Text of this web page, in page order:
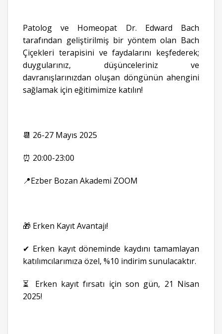
Patolog ve Homeopat Dr. Edward Bach
tarafından geliştirilmiş bir yöntem olan Bach
Çiçekleri terapisini ve faydalarını keşfederek;
duygularınız, düşünceleriniz ve
davranışlarınızdan oluşan döngünün ahengini
sağlamak için eğitimimize katılın!
📆 26-27 Mayıs 2025
⏰ 20:00-23:00
📍Ezber Bozan Akademi ZOOM
🎁 Erken Kayıt Avantajı!
✔ Erken kayıt döneminde kaydını tamamlayan
katılımcılarımıza özel, %10 indirim sunulacaktır.
⏳ Erken kayıt fırsatı için son gün, 21 Nisan
2025!